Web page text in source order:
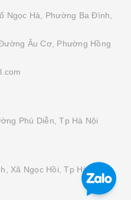
Ngọc Hà, Phường Ba Đình,
Âu Cơ, Phường Hồng
Phú Diễn, Tp Hà Nội
Xã Ngọc Hồi, Tp Hà Nội